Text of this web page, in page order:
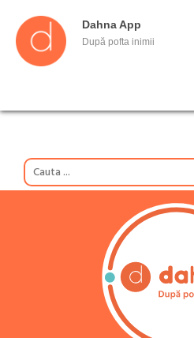
Dahna App
După pofta inimii